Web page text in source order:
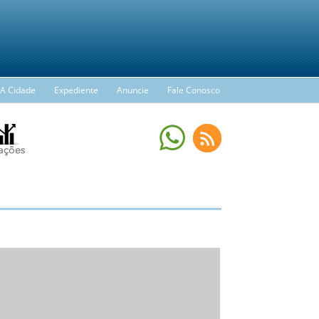
A Cidade Expediente Anuncie Fale Conosco